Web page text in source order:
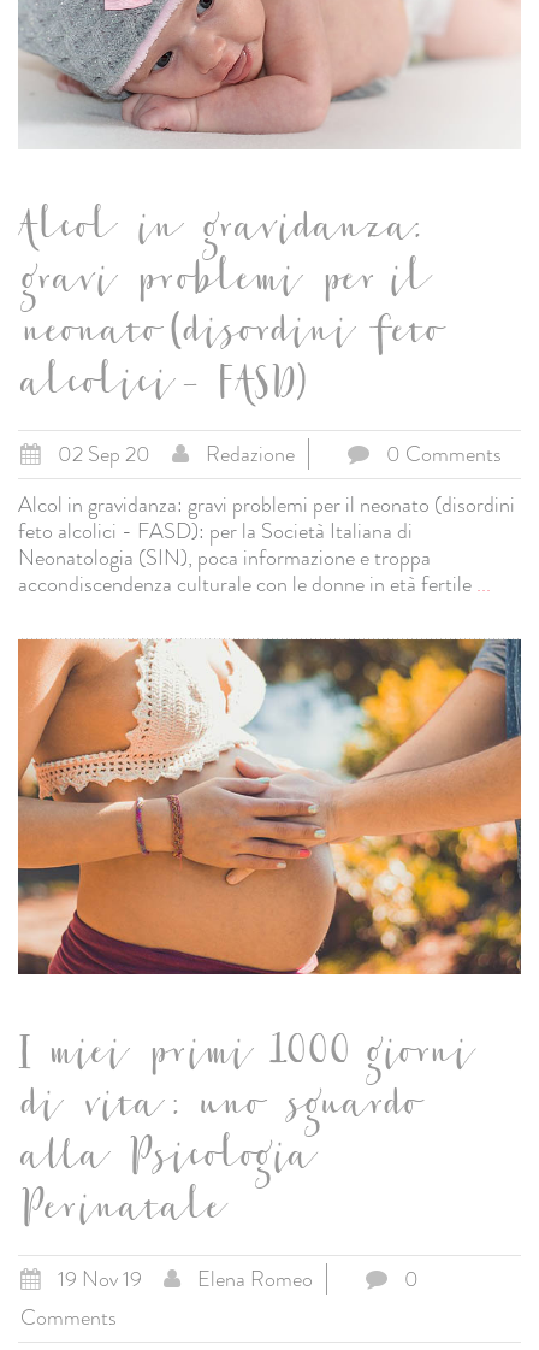
Alcol in gravidanza:
gravi problemi per il
neonato (disordini feto
alcolici - FASD)
02 Sep 20 Redazione
0 Comments
Alcol in gravidanza: gravi problemi per il neonato (disordini
feto alcolici - FASD): per la Società Italiana di
Neonatologia (SIN), poca informazione e troppa
accondiscendenza culturale con le donne in età fertile...
I miei primi 1000 giorni
di vita : uno sguardo
alla Psicologia
Perinatale
19 Nov 19 Elena Romeo
0
Comments